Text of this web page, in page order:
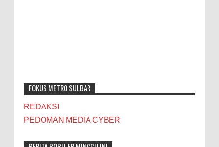
FOKUS METRO SULBAR
REDAKSI
PEDOMAN MEDIA CYBER